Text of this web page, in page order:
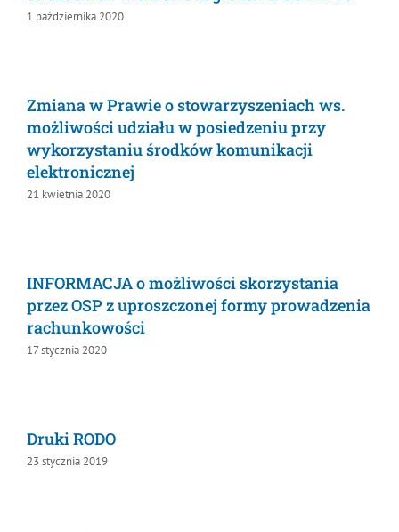
1 października 2020
Zmiana w Prawie o stowarzyszeniach ws.
możliwości udziału w posiedzeniu przy
wykorzystaniu środków komunikacji
elektronicznej
21 kwietnia 2020
INFORMACJA o możliwości skorzystania
przez OSP z uproszczonej formy
prowadzenia rachunkowości
17 stycznia 2020
Druki RODO
23 stycznia 2019